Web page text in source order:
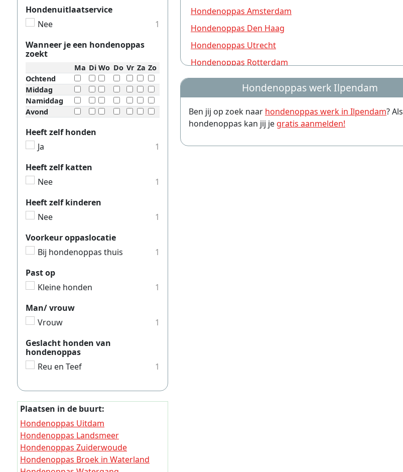
Hondenoppas Amsterdam
Hondenoppas Den Haag
Hondenoppas Utrecht
Hondenoppas Rotterdam
Hondenoppas Nijmegen
Hondenoppas Groningen
Hondenoppas Almere
Hondenoppas Amersfoort
Hondenoppas Arnhem
Hondenoppas werk Ilpendam
Ben jij op zoek naar hondenoppas werk in Ilpendam? Als
hondenoppas kan jij je gratis aanmelden!
Hondenuitlaatservice
Nee
1
Wanneer je een hondenoppas
zoekt
Ma Di Wo Do Vr Za Zo
Ochtend
Middag
Namiddag
Avond
Heeft zelf honden
Ja
1
Heeft zelf katten
Nee
1
Heeft zelf kinderen
Nee
1
Voorkeur oppaslocatie
Bij hondenoppas thuis
1
Past op
Kleine honden
1
Man/ vrouw
Vrouw
1
Geslacht honden van
hondenoppas
Reu en Teef
1
Plaatsen in de buurt:
Hondenoppas Uitdam
Hondenoppas Landsmeer
Hondenoppas Zuiderwoude
Hondenoppas Broek in Waterland